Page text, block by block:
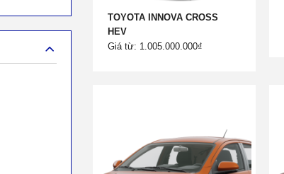
TOYOTA INNOVA CROSS
HEV
Giá từ: 1.005.000.000₫